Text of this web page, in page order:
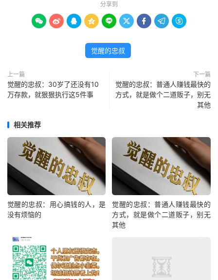
分享到
        
觉醒的忠叔
上一篇
觉醒的忠叔：30岁了还没有10
万存款，就狠狠执行这5件事
下一篇
觉醒的忠叔：普通人赚钱最快的
方式，就是做个二道贩子，别无
其他
相关推荐
觉醒的忠叔：用心搞钱的人，是
没有烦恼的
觉醒的忠叔：普通人赚钱最快的
方式，就是做个二道贩子，别无
其他